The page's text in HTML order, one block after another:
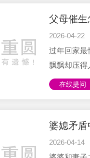
聪在多年的
身难以解
先做倾听
觉得儿媳夹
父母催
2026-04-22
过年回家最
飘飘却压得
朋友，几
呢？很多人
聊死，事
身心俱疲。
在线提问
婆媳矛
2026-04-14